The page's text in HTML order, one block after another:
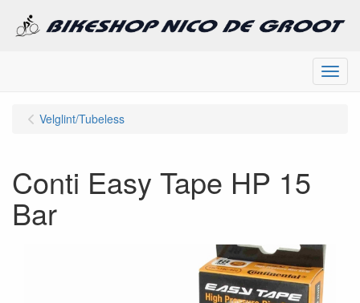
Menu
Velglint/Tubeless
Conti Easy Tape HP 15
Bar